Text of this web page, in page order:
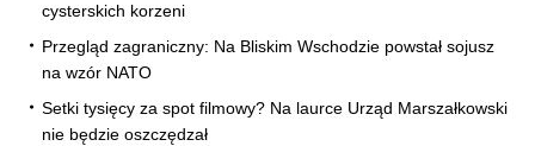
cysterskich korzeni
Przegląd zagraniczny: Na Bliskim Wschodzie powstał sojusz
na wzór NATO
Setki tysięcy za spot filmowy? Na laurce Urząd Marszałkowski
nie będzie oszczędzał